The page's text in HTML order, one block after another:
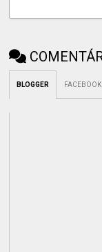
BLOGGER FACEBOOK